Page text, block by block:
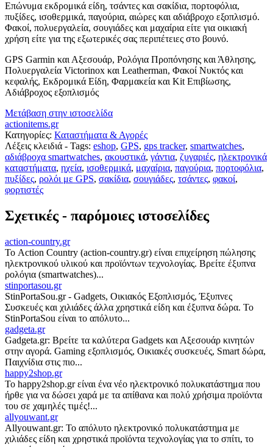
Επώνυμα εκδρομικά είδη, τσάντες και σακίδια, πορτοφόλια,
πυξίδες, ισοθερμικά, παγούρια, αιώρες και αδιάβροχο εξοπλισμό.
Φακοί, πολυεργαλεία, σουγιάδες και μαχαίρια είτε για οικιακή
χρήση είτε για της εξωτερικές σας περιπέτειες στο βουνό.
GPS Garmin και Αξεσουάρ, Ρολόγια Προπόνησης και Άθλησης,
Πολυεργαλεία Victorinox και Leatherman, Φακοί Νυκτός και
κεφαλής, Εκδρομικά Είδη, Φαρμακεία και Κit Επιβίωσης,
Αδιάβροχος εξοπλισμός
Μετάβαση στην ιστοσελίδα
actionitems.gr
Κατηγορίες: Καταστήματα & Αγορές
Λέξεις κλειδιά - Tags: eshop, GPS, gps tracker, smartwatches,
αδιάβροχα smartwatches, ακουστικά, γάντια, ζυγαριές, ηλεκτρονικά
καταστήματα, ηχεία, ισοθερμικά, μαχαίρια, παγούρια, πορτοφόλια,
πυξίδες, ρολόι με GPS, σακίδια, σουγιάδες, τσάντες, φακοί,
φορτιστές
Σχετικές - παρόμοιες ιστοσελίδες
action-country.gr
Το Action Country (action-country.gr) είναι επιχείρηση πώλησης
ηλεκτρονικού υλικού και προϊόντων τεχνολογίας. Βρείτε έξυπνα
ρολόγια (smartwatches)...
stinportasou.gr
StinPortaSou.gr - Gadgets, Οικιακός Εξοπλισμός, Έξυπνες
Συσκευές και χιλιάδες άλλα χρηστικά είδη και έξυπνα δώρα. Το
StinPortaSou είναι το απόλυτο...
gadgeta.gr
Gadgeta.gr: Βρείτε τα καλύτερα Gadgets και Αξεσουάρ κινητών
στην αγορά. Gaming εξοπλισμός, Οικιακές συσκευές, Smart δώρα,
Παιχνίδια στις πιο...
happy2shop.gr
Το happy2shop.gr είναι ένα νέο ηλεκτρονικό πολυκατάστημα που
ήρθε για να δώσει χαρά με τα απίθανα και πολύ χρήσιμα προϊόντα
του σε χαμηλές τιμές!...
allyouwant.gr
Allyouwant.gr: Το απόλυτο ηλεκτρονικό πολυκατάστημα με
χιλιάδες είδη και χρηστικά προϊόντα τεχνολογίας για το σπίτι, το